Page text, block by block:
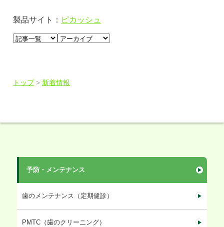
製品サイト： ピカッシュ
トップ > 新着情報
予防・メンテナンス
歯のメンテナンス（定期健診）
PMTC（歯のクリーニング）